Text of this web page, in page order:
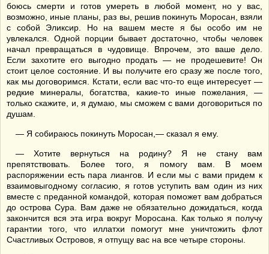
боюсь смерти и готов умереть в любой момент, но у вас,
возможно, иные планы, раз вы, решив покинуть Моросан, взяли
с собой Эликсир. Но на вашем месте я бы особо им не
увлекался. Одной порции бывает достаточно, чтобы человек
начал превращаться в чудовище. Впрочем, это ваше дело.
Если захотите его выгодно продать — не продешевите! Он
стоит целое состояние. И вы получите его сразу же после того,
как мы договоримся. Кстати, если вас что-то еще интересует —
редкие минералы, богатства, какие-то иные пожелания, —
только скажите, и, я думаю, мы сможем с вами договориться по
душам.
— Я собираюсь покинуть Моросан,— сказал я ему.
— Хотите вернуться на родину? Я не стану вам
препятствовать. Более того, я помогу вам. В моем
распоряжении есть пара лиангов. И если мы с вами придем к
взаимовыгодному согласию, я готов уступить вам один из них
вместе с преданной командой, которая поможет вам добраться
до острова Сура. Вам даже не обязательно дожидаться, когда
закончится вся эта игра вокруг Моросана. Как только я получу
гарантии того, что иллатхи помогут мне уничтожить флот
Счастливых Островов, я отпущу вас на все четыре стороны.